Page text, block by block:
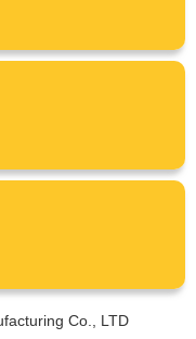
Co., LTD